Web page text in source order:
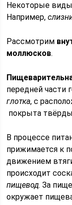
Некоторые
Например,
Рассмотрим
моллюсков.
передней части
глотка, с
покрыта
В процессе
прижимается к
движением
происходит
пищевод. За
окружает